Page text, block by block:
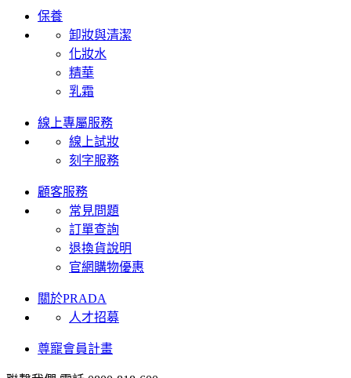
保養
卸妝與清潔
化妝水
精華
乳霜
線上專屬服務
線上試妝
刻字服務
顧客服務
常見問題
訂單查詢
退換貨說明
官網購物優惠
關於PRADA
人才招募
尊寵會員計畫